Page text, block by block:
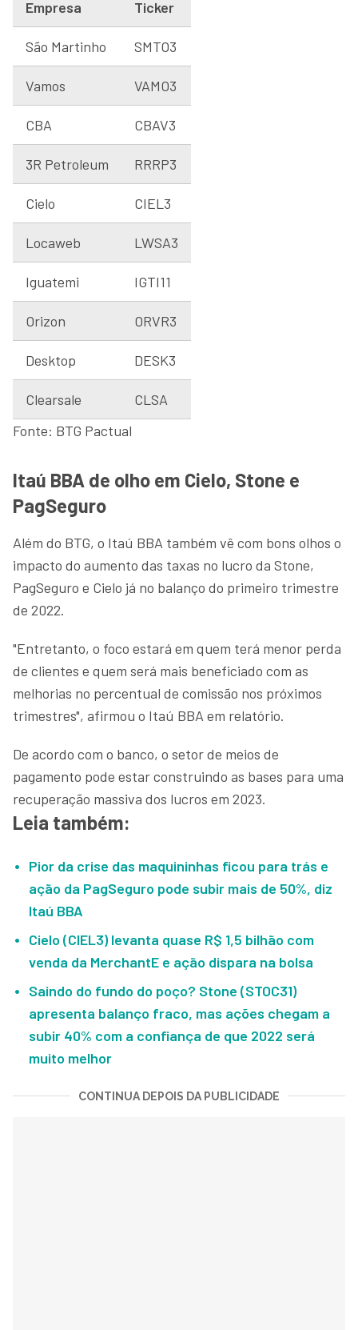
Empresa Ticker
São Martinho SMTO3
Vamos VAMO3
CBA CBAV3
3R Petroleum RRRP3
Cielo CIEL3
Locaweb LWSA3
Iguatemi IGTI11
Orizon ORVR3
Desktop DESK3
Clearsale
CLSA
Fonte: BTG Pactual
Itaú BBA de olho em Cielo, Stone e
PagSeguro
Além do BTG, o Itaú BBA também vê com bons olhos o
impacto do aumento das taxas no lucro da Stone,
PagSeguro e Cielo já no balanço do primeiro trimestre
de 2022.
"Entretanto, o foco estará em quem terá menor perda
de clientes e quem será mais beneficiado com as
melhorias no percentual de comissão nos próximos
trimestres", afirmou o Itaú BBA em relatório.
De acordo com o banco, o setor de meios de
pagamento pode estar construindo as bases para uma
recuperação massiva dos lucros em 2023.
Leia também:
Pior da crise das maquininhas ficou para trás e
ação da PagSeguro pode subir mais de 50%, diz
Itaú BBA
Cielo (CIEL3) levanta quase R$ 1,5 bilhão com
venda da MerchantE e ação dispara na bolsa
Saindo do fundo do poço? Stone (STOC31)
apresenta balanço fraco, mas ações chegam a
subir 40% com a confiança de que 2022 será
muito melhor
CONTINUA DEPOIS DA PUBLICIDADE